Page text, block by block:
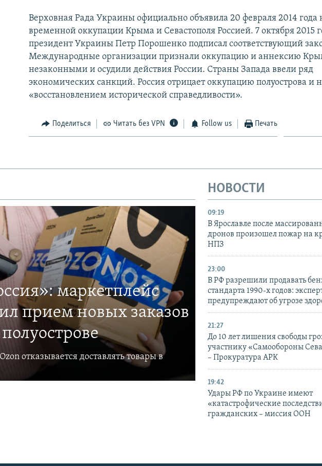
Верховная Рада Украины официально объявила 20 февраля 2014 года
временной оккупации Крыма и Севастополя Россией. 7 октября 2015
президент Украины Петр Порошенко подписал соответствующий
Международные организации признали оккупацию и аннексию
незаконными и осудили действия России. Страны Запада ввели ряд
экономических санкций. Россия отрицает оккупацию полуострова и
«восстановлением исторической справедливости».
Поделиться Читать без VPN Follow us Печать
маркетплейс
прием новых заказов
отказывается доставлять товары в
НОВОСТИ
09:19
В Ярославле после
дронов произошел пожар на
НПЗ
23:00
В РФ разрешили продавать
стандарта 1990-х годов:
предупреждают об угрозе
21:27
До 10 лет лишения свободы
участнику «Самообороны
– Прокуратура АРК
19:42
Удары РФ по Украине имеют
«катастрофические
гражданских – миссия ООН